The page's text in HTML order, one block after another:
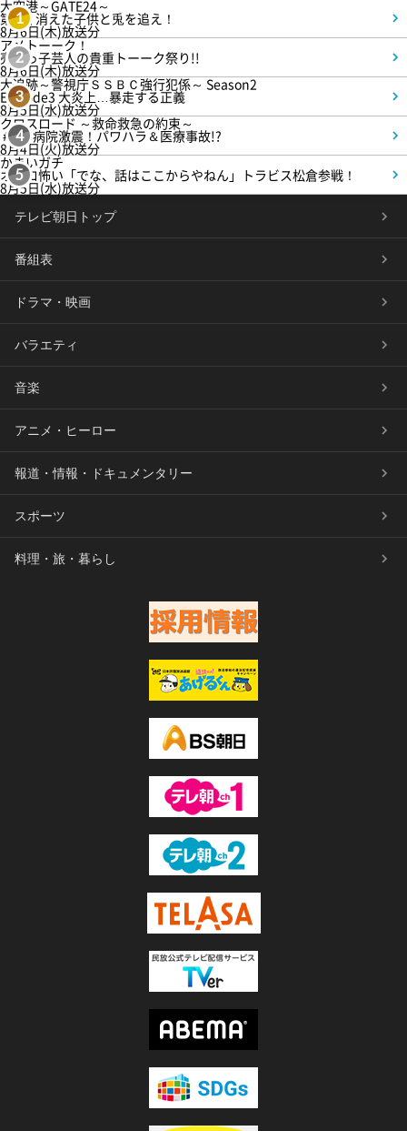
1
大空港～GATE24～
第3話 消えた子供と兎を追え！
8月6日(木)放送分
2
アメトーーク！
売れっ子芸人の貴重トーーク祭り!!
8月6日(木)放送分
3
大追跡～警視庁ＳＳＢＣ強行犯係～ Season2
Episode3 大炎上…暴走する正義
8月5日(水)放送分
4
クロスロード ～救命救急の約束～
＃5 病院激震！パワハラ＆医療事故!?
8月4日(火)放送分
5
かまいガチ
オモロ怖い「でな、話はここからやねん」トラビス松倉参戦！
8月5日(水)放送分
テレビ朝日トップ
番組表
ドラマ・映画
バラエティ
音楽
アニメ・ヒーロー
報道・情報・ドキュメンタリー
スポーツ
料理・旅・暮らし